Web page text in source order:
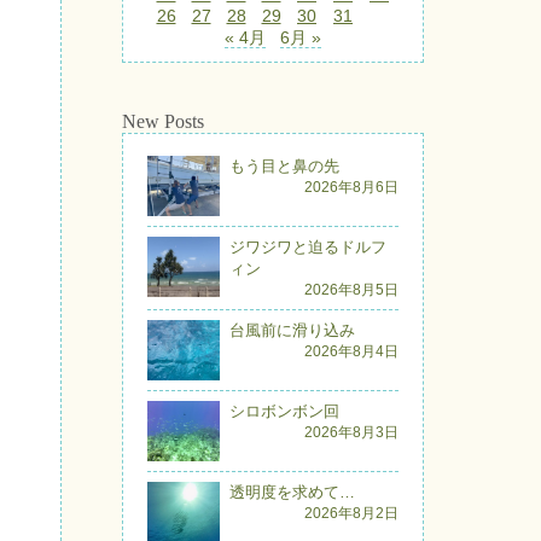
26
27 28 29 30
31
« 4月
6月 »
New Posts
もう目と鼻の先
2026年8月6日
ジワジワと迫るドルフ
ィン
2026年8月5日
台風前に滑り込み
2026年8月4日
シロボンボン回
2026年8月3日
透明度を求めて…
2026年8月2日